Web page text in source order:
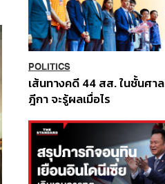
POLITICS
เส้นทางคดี 44 สส. ในชั้นศาล
ฎีกา จะรู้ผลเมื่อไร